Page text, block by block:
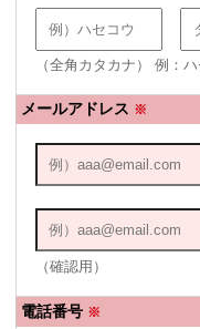
（全角カタカナ） 例：
メールアドレス ※
（確認用）
電話番号 ※